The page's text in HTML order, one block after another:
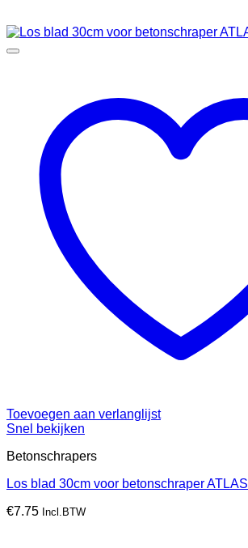
Toevoegen aan verlanglijst
Snel bekijken
Betonschrapers
Los blad 30cm voor betonschraper ATLAS
€7.75 Incl.BTW